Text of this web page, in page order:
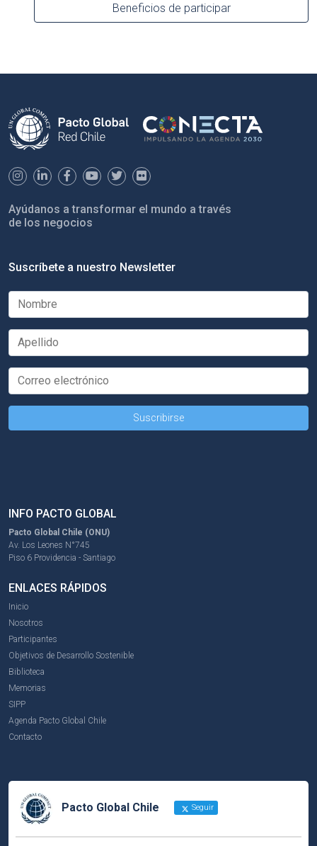
Beneficios de participar
Ayúdanos a transformar el mundo a través
de los negocios
Suscríbete a nuestro Newsletter
INFO PACTO GLOBAL
Pacto Global Chile (ONU)
Av. Los Leones N°745
Piso 6 Providencia - Santiago
ENLACES RÁPIDOS
Inicio
Nosotros
Participantes
Objetivos de Desarrollo Sostenible
Biblioteca
Memorias
SIPP
Agenda Pacto Global Chile
Contacto
Pacto Global Chile Seguir